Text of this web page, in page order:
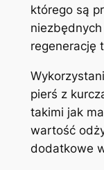
którego są
regenerację
pierś z
takimi jak
wartość
dodatkowe